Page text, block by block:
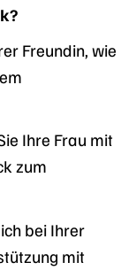
Freundin, wie
Ihre Frau mit
zum
bei Ihrer
mit